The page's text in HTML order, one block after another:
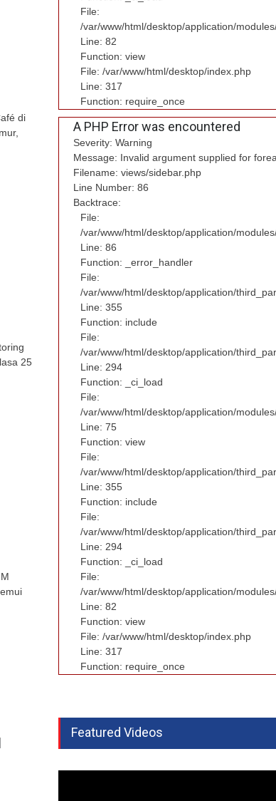
di
25
File:
/var/www/html/desktop/application/
Line: 82
Function: view
File: /var/www/html/desktop/index.php
Line: 317
Function: require_once
A PHP Error was encountered
Severity: Warning
Message: Invalid argument supplied for
Filename: views/sidebar.php
Line Number: 86
Backtrace:
File:
/var/www/html/desktop/application/
Line: 86
Function: _error_handler
File:
/var/www/html/desktop/application/
Line: 355
Function: include
File:
/var/www/html/desktop/application/
Line: 294
Function: _ci_load
File:
/var/www/html/desktop/application/
Line: 75
Function: view
File:
/var/www/html/desktop/application/
Line: 355
Function: include
File:
/var/www/html/desktop/application/
Line: 294
Function: _ci_load
File:
/var/www/html/desktop/application/
Line: 82
Function: view
File: /var/www/html/desktop/index.php
Line: 317
Function: require_once
Featured Videos